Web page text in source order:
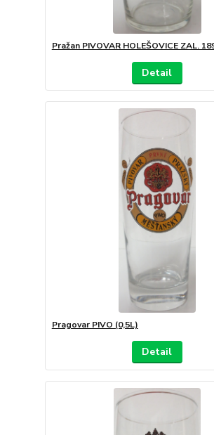
Pražan PIVOVAR HOLEŠOVICE ZAL.
Detail
Pragovar PIVO (0,5L)
Detail